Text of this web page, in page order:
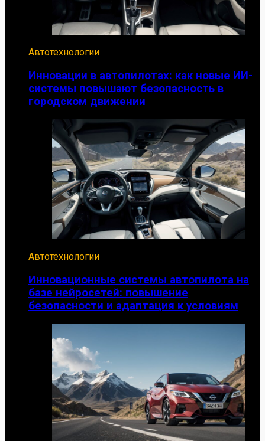
Автотехнологии
Инновации в автопилотах: как новые ИИ-
системы повышают безопасность в
городском движении
Автотехнологии
Инновационные системы автопилота на
базе нейросетей: повышение
безопасности и адаптация к условиям